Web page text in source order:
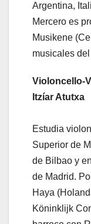
Argentina,
Mercero es
Musikene
musicales
Violoncello-
Itzíar Atutxa
Estudia
Superior de
de Bilbao y
de Madrid.
Haya
Köninklijk